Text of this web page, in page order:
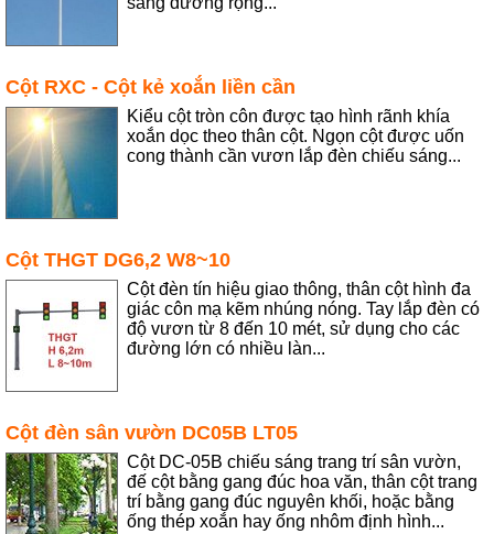
Cột RXC - Cột kẻ xoắn liền cần
Kiểu cột tròn côn được tạo hình rãnh khía
xoắn dọc theo thân cột. Ngọn cột được uốn
cong thành cần vươn lắp đèn chiếu sáng...
Cột THGT DG6,2 W8~10
Cột đèn tín hiệu giao thông, thân cột hình đa
giác côn mạ kẽm nhúng nóng. Tay lắp đèn có
độ vươn từ 8 đến 10 mét, sử dụng cho các
đường lớn có nhiều làn...
Cột đèn sân vườn DC05B LT05
Cột DC-05B chiếu sáng trang trí sân vườn,
đế cột bằng gang đúc hoa văn, thân cột trang
trí bằng gang đúc nguyên khối, hoặc bằng
ống thép xoắn hay ống nhôm định hình...